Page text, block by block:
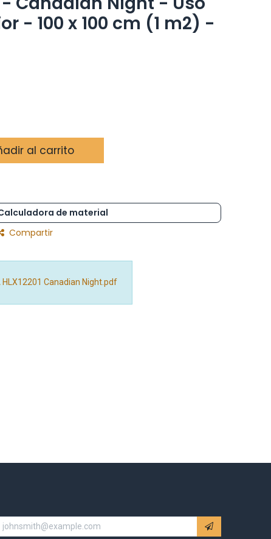
- 100 x 100 cm (1 m2) -
al carrito
de material
Compartir
HLX12201 Canadian Night.pdf